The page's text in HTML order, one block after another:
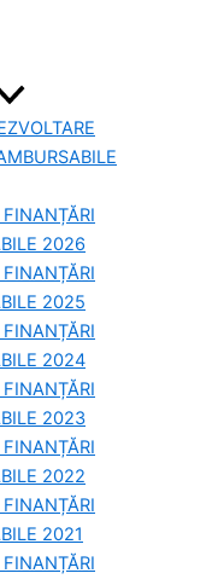
2026
2025
2024
2023
2022
2021